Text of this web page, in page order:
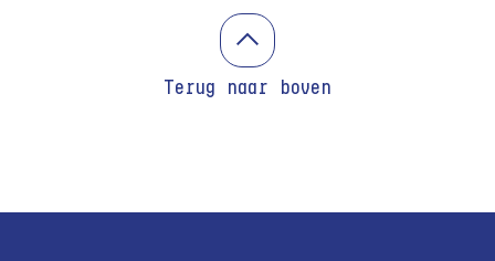
Terug naar boven